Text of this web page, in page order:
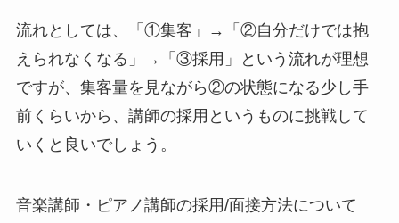
流れとしては、「①集客」→「②自分だけでは抱
えられなくなる」→「③採用」という流れが理想
ですが、集客量を見ながら②の状態になる少し手
前くらいから、講師の採用というものに挑戦して
いくと良いでしょう。
音楽講師・ピアノ講師の採用/面接方法について